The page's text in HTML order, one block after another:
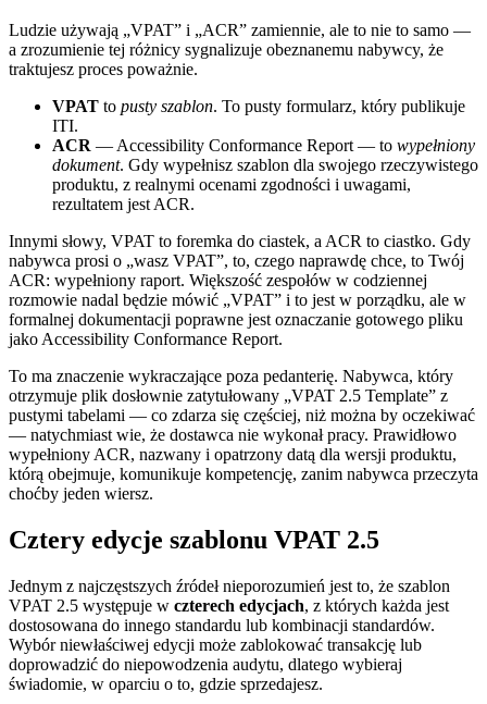
Ludzie używają „VPAT” i „ACR” zamiennie, ale to nie to samo —
a zrozumienie tej różnicy sygnalizuje obeznanemu nabywcy, że
traktujesz proces poważnie.
VPAT to pusty szablon. To pusty formularz, który publikuje
ITI.
ACR — Accessibility Conformance Report — to wypełniony
dokument. Gdy wypełnisz szablon dla swojego rzeczywistego
produktu, z realnymi ocenami zgodności i uwagami,
rezultatem jest ACR.
Innymi słowy, VPAT to foremka do ciastek, a ACR to ciastko. Gdy
nabywca prosi o „wasz VPAT”, to, czego naprawdę chce, to Twój
ACR: wypełniony raport. Większość zespołów w codziennej
rozmowie nadal będzie mówić „VPAT” i to jest w porządku, ale w
formalnej dokumentacji poprawne jest oznaczanie gotowego pliku
jako Accessibility Conformance Report.
To ma znaczenie wykraczające poza pedanterię. Nabywca, który
otrzymuje plik dosłownie zatytułowany „VPAT 2.5 Template” z
pustymi tabelami — co zdarza się częściej, niż można by oczekiwać
— natychmiast wie, że dostawca nie wykonał pracy. Prawidłowo
wypełniony ACR, nazwany i opatrzony datą dla wersji produktu,
którą obejmuje, komunikuje kompetencję, zanim nabywca przeczyta
choćby jeden wiersz.
Cztery edycje szablonu VPAT 2.5
Jednym z najczęstszych źródeł nieporozumień jest to, że szablon
VPAT 2.5 występuje w czterech edycjach, z których każda jest
dostosowana do innego standardu lub kombinacji standardów.
Wybór niewłaściwej edycji może zablokować transakcję lub
doprowadzić do niepowodzenia audytu, dlatego wybieraj
świadomie, w oparciu o to, gdzie sprzedajesz.